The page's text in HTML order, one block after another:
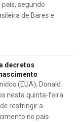
segundo
de Bares e
decretos
(EUA), Donald
nesta quinta-feira
restringir a
no país